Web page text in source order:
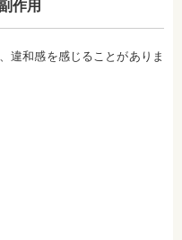
大学院卒業
作用
違和感を感じることがありま